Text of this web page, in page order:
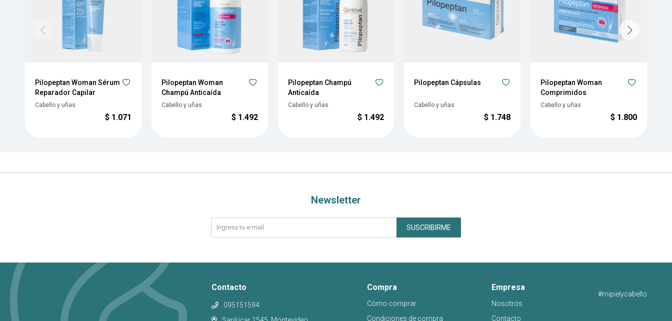
Pilopeptan Woman Sérum
Reparador Capilar
Cabello y uñas
$ 1.071
Pilopeptan Woman
Champú Anticaída
Cabello y uñas
$ 1.492
Pilopeptan Champú
Anticaída
Cabello y uñas
$ 1.492
Pilopeptan Cápsulas
Cabello y uñas
$ 1.748
Pilopeptan Woman
Comprimidos
Cabello y uñas
$ 1.800
Contacto
095151594
Empresa
Nosotros
Contacto
Compra
Cómo comprar
Condiciones de compra
#mipielycabello
Newsletter
SUSCRIBIRME